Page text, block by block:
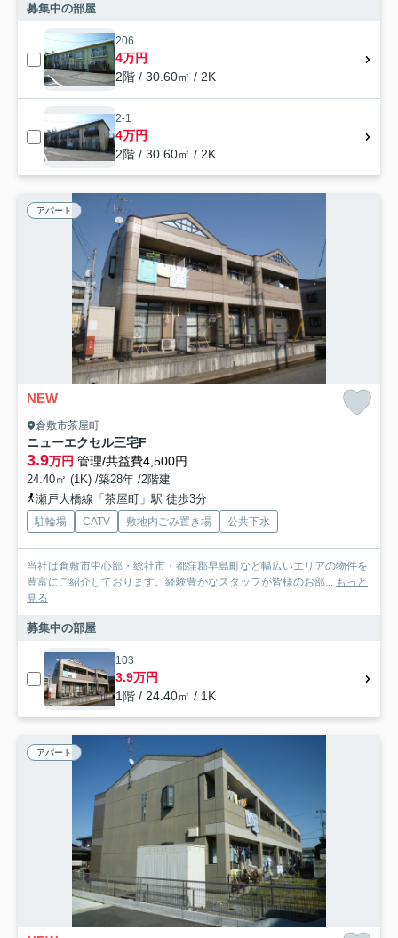
募集中の部屋
206
4万円
2階 / 30.60㎡ / 2K
2-1
4万円
2階 / 30.60㎡ / 2K
アパート
NEW
倉敷市茶屋町
ニューエクセル三宅F
3.9万円 管理/共益費4,500円
24.40㎡ (1K) /築28年 /2階建
瀬戸大橋線「茶屋町」駅 徒歩3分
駐輪場 CATV 敷地内ごみ置き場 公共下水
当社は倉敷市中心部・総社市・都窪郡早島町など幅広いエリアの物件を
豊富にご紹介しております。経験豊かなスタッフが皆様のお部... もっと
見る
募集中の部屋
103
3.9万円
1階 / 24.40㎡ / 1K
アパート